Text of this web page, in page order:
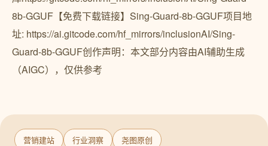
8b-GGUF【免费下载链接】Sing-Guard-8b-GGUF项目地
址: https://ai.gitcode.com/hf_mirrors/inclusionAI/Sing-
Guard-8b-GGUF创作声明：本文部分内容由AI辅助生成
（AIGC），仅供参考
营销建站 行业洞察 尧图原创